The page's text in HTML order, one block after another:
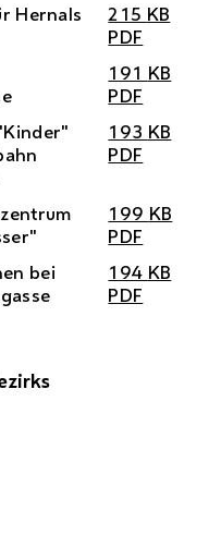
Hernals 215 KB
PDF
191 KB
PDF
193 KB
PDF
199 KB
PDF
bei
194 KB
PDF